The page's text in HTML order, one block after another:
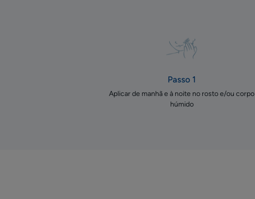
Passo 1
Aplicar de manhã e à noite no rosto e/ou corpo
húmido